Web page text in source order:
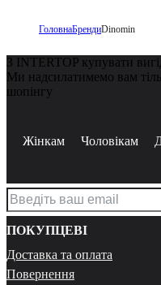
ГоловнаБрендиDinomin
З INTERTOP купувати
Ми надсилатимемо вам
шопінгу
Жінкам Чоловікам
ПОКУПЦЕВІ
Доставка та оплата
Повернення